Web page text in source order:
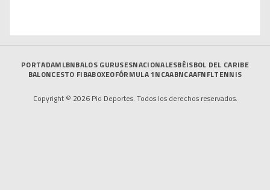
PORTADAMLBNBALOS GURUSESNACIONALESBÉISBOL DEL CARIBE
BALONCESTO FIBABOXEOFÓRMULA 1NCAABNCAAFNFLTENNIS
Copyright © 2026 Pio Deportes. Todos los derechos reservados.